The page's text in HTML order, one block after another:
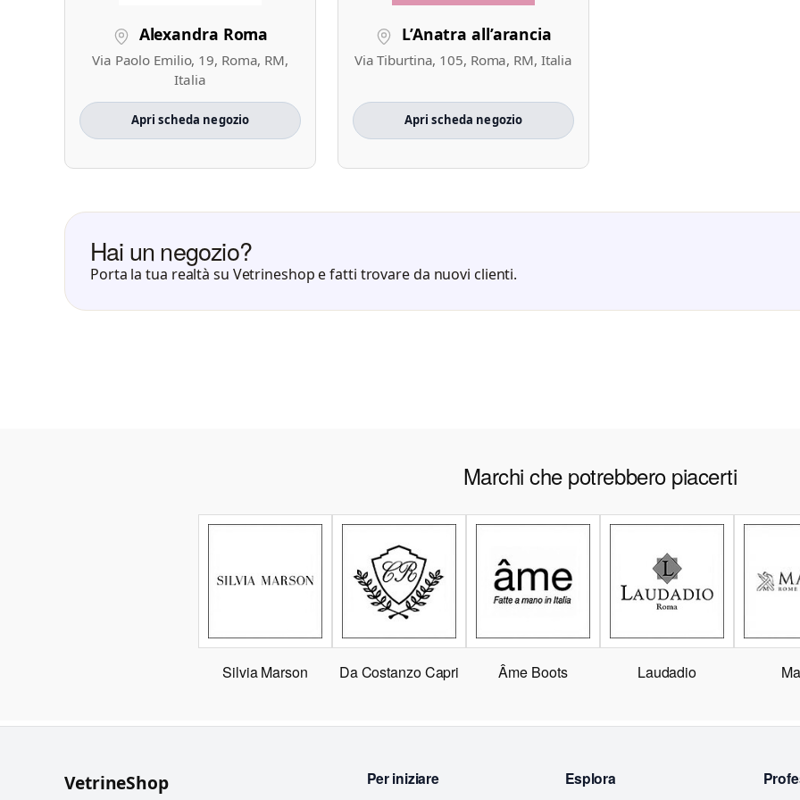
Alexandra Roma
Via Paolo Emilio, 19, Roma, RM,
Italia
Apri scheda negozio
L’Anatra all’arancia
Via Tiburtina, 105, Roma, RM, Italia
Apri scheda negozio
Hai un negozio?
Porta la tua realtà su Vetrineshop e fatti trovare da nuovi clienti.
Marchi che potrebbero piacerti
Silvia Marson Da Costanzo Capri Âme Boots Laudadio
VetrineShop Per iniziare Esplora